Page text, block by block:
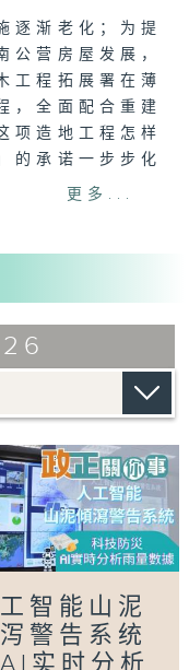
逐渐老化；为提
公营房屋发展，
工程拓展署在薄
，全面配合重建
项造地工程怎样
的承诺一步步化
对薄扶林南区的
| 港台电视31
RTHK On The
rthk.hk/otg
富邨 #薄扶林
更多...
智能山泥
警告系统
AI实时分析